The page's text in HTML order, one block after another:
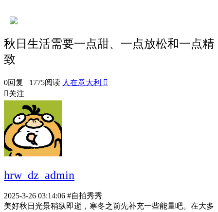
秋日生活需要一点甜、一点放松和一点精
致
0回复 1775阅读 人在意大利 
关注
hrw_dz_admin
2025-3-26 03:14:06 #自拍秀秀
美好秋日光景稍纵即逝，寒冬之前先补充一些能量吧。在大多